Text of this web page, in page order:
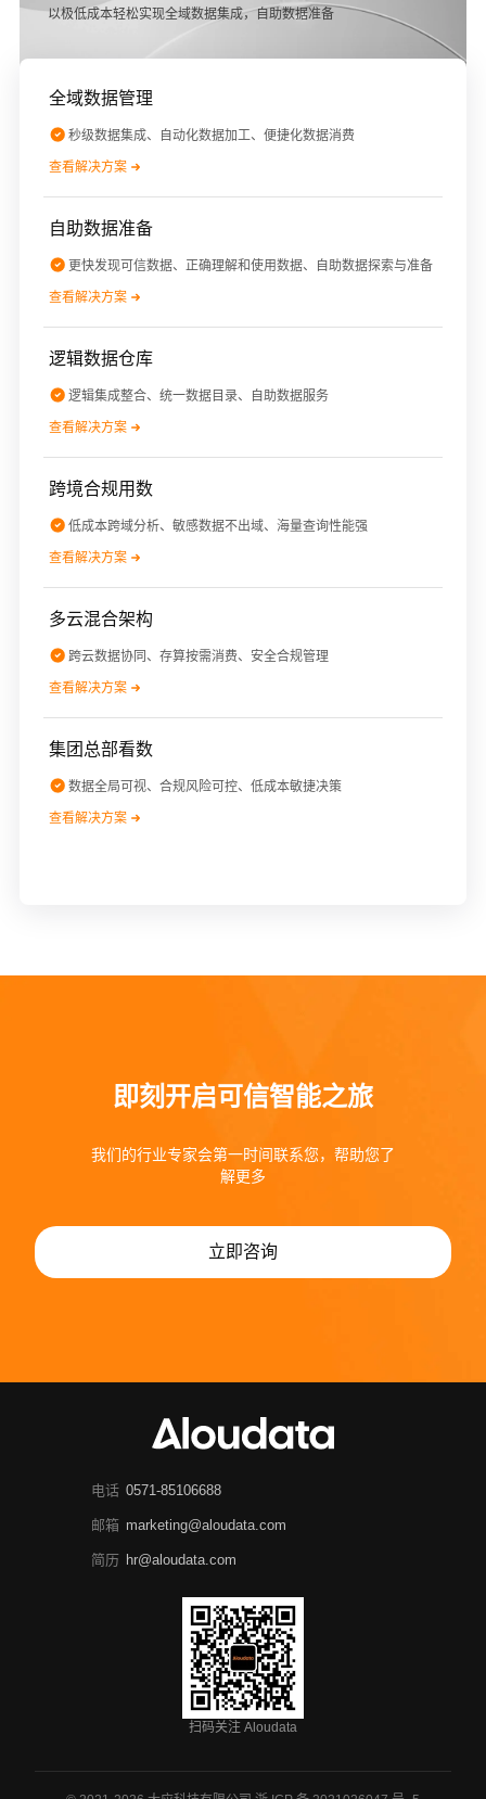
以极低成本轻松实现全域数据集成，自助数据准备
全域数据管理
秒级数据集成、自动化数据加工、便捷化数据消费
查看解决方案
自助数据准备
更快发现可信数据、正确理解和使用数据、自助数据探索与准备
查看解决方案
逻辑数据仓库
逻辑集成整合、统一数据目录、自助数据服务
查看解决方案
跨境合规用数
低成本跨域分析、敏感数据不出域、海量查询性能强
查看解决方案
多云混合架构
跨云数据协同、存算按需消费、安全合规管理
查看解决方案
集团总部看数
数据全局可视、合规风险可控、低成本敏捷决策
查看解决方案
即刻开启可信智能之旅
我们的行业专家会第一时间联系您，帮助您了
解更多
立即咨询
电话 0571-85106688
邮箱 marketing@aloudata.com
简历 hr@aloudata.com
扫码关注 Aloudata